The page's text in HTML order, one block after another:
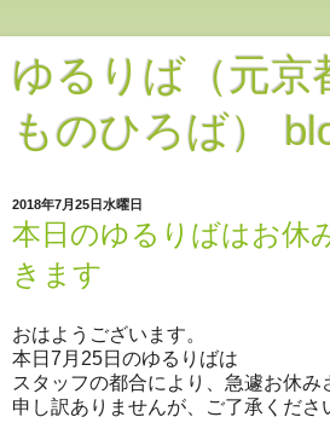
ゆるりば（元京
ものひろば）
2018年7月25日水曜日
本日のゆるりばはお休
きます
おはようございます。
本日7月25日のゆるりばは
スタッフの都合により、急遽お休み
申し訳ありませんが、ご了承くださ